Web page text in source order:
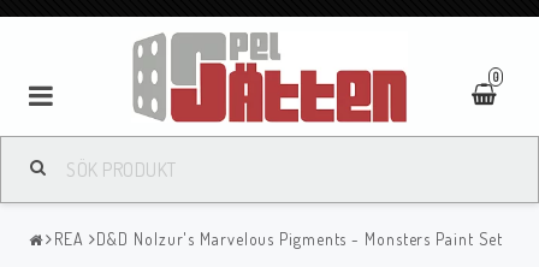
0
REA D&D Nolzur's Marvelous Pigments - Monsters Paint Set